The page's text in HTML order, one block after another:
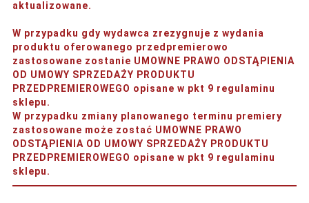
aktualizowane.
W przypadku gdy wydawca zrezygnuje z wydania
produktu oferowanego przedpremierowo
zastosowane zostanie UMOWNE PRAWO ODSTĄPIENIA
OD UMOWY SPRZEDAŻY PRODUKTU
PRZEDPREMIEROWEGO opisane w pkt 9 regulaminu
sklepu.
W przypadku zmiany planowanego terminu premiery
zastosowane może zostać UMOWNE PRAWO
ODSTĄPIENIA OD UMOWY SPRZEDAŻY PRODUKTU
PRZEDPREMIEROWEGO opisane w pkt 9 regulaminu
sklepu.